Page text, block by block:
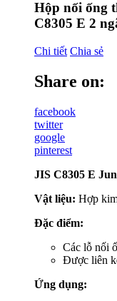
Hộp nối ống
C8305 E 2
Chi tiết Chia sẻ
Share on:
facebook
twitter
google
pinterest
JIS C8305 E
Vật liệu: Hợp
Đặc điểm:
Các lỗ nối
Được liên
Ứng dụng: